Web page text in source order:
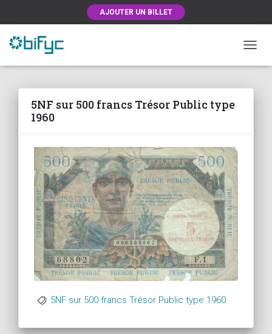
AJOUTER UN BILLET
5NF sur 500 francs Trésor Public type
1960
5NF sur 500 francs Trésor Public type 1960